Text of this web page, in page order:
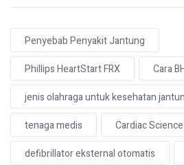
Penyebab Penyakit Jantung
Phillips HeartStart FRX
Cara
jenis olahraga untuk kesehatan
tenaga medis
Cardiac
defibrillator eksternal otomatis